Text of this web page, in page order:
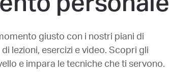
giusto con i nostri piani di
lezioni, esercizi e video. Scopri gli
e impara le tecniche che ti servono.